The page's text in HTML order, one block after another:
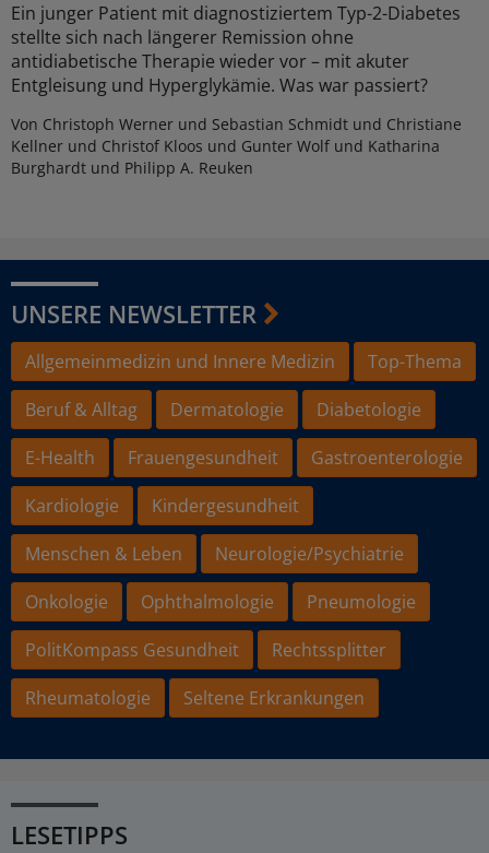
Ein junger Patient mit diagnostiziertem Typ-2-Diabetes
stellte sich nach längerer Remission ohne
antidiabetische Therapie wieder vor – mit akuter
Entgleisung und Hyperglykämie. Was war passiert?
Von Christoph Werner und Sebastian Schmidt und Christiane
Kellner und Christof Kloos und Gunter Wolf und Katharina
Burghardt und Philipp A. Reuken
UNSERE NEWSLETTER
Allgemeinmedizin und Innere Medizin
Top-Thema
Beruf & Alltag
Dermatologie
Diabetologie
E-Health
Frauengesundheit
Gastroenterologie
Kardiologie
Kindergesundheit
Menschen & Leben
Neurologie/Psychiatrie
Onkologie
Ophthalmologie
Pneumologie
PolitKompass Gesundheit
Rechtssplitter
Rheumatologie
Seltene Erkrankungen
LESETIPPS